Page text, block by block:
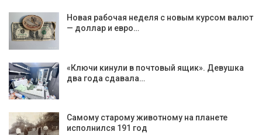
Новая рабочая неделя с новым курсом валют
— доллар и евро…
«Ключи кинули в почтовый ящик». Девушка
два года сдавала…
Самому старому животному на планете
исполнился 191 год